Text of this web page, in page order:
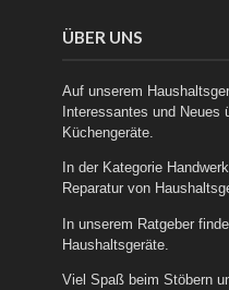
ÜBER UNS
Auf unserem
Interessantes und Neues
Küchengeräte.
In der Kategorie
Reparatur von
In unserem Ratgeber
Haushaltsgeräte.
Viel Spaß beim Stöbern